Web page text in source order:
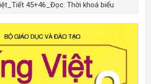
45+46_Đọc: Thời khoá biểu